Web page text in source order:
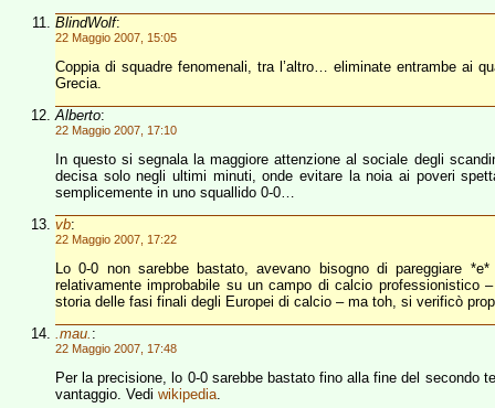
BlindWolf:
22 Maggio 2007, 15:05
Coppia di squadre fenomenali, tra l’altro… eliminate entrambe ai
Grecia.
Alberto:
22 Maggio 2007, 17:10
In questo si segnala la maggiore attenzione al sociale degli
decisa solo negli ultimi minuti, onde evitare la noia ai poveri
semplicemente in uno squallido 0-0…
vb:
22 Maggio 2007, 17:22
Lo 0-0 non sarebbe bastato, avevano bisogno di pareggiare
relativamente improbabile su un campo di calcio
storia delle fasi finali degli Europei di calcio – ma toh, si verificò
.mau. :
22 Maggio 2007, 17:48
Per la precisione, lo 0-0 sarebbe bastato fino alla fine del secondo
vantaggio. Vedi wikipedia.